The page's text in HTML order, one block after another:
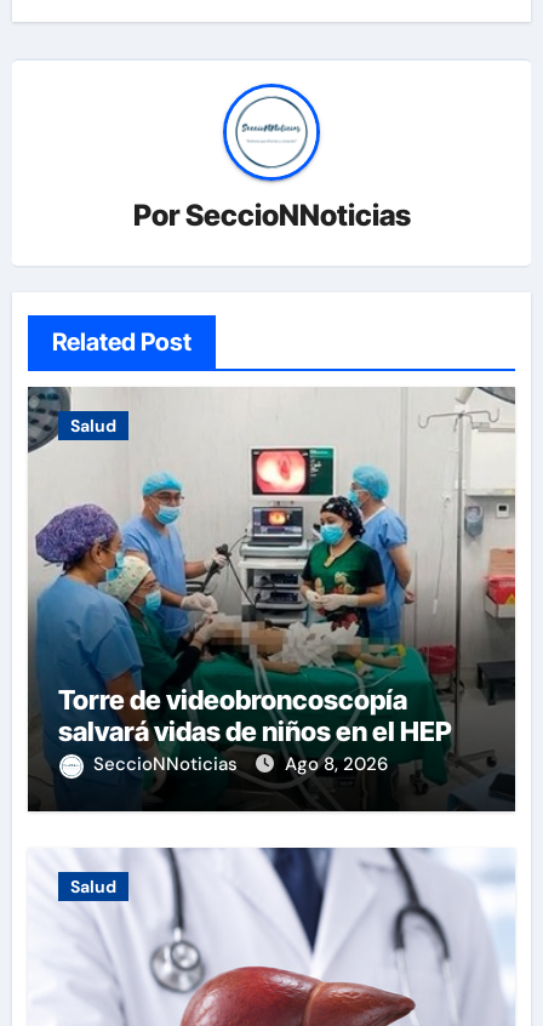
PorSeccioNNoticias
Related Post
Salud
Torre de videobroncoscopía
salvará vidas de niños en el HEP
SeccioNNoticias Ago 8, 2026
Salud